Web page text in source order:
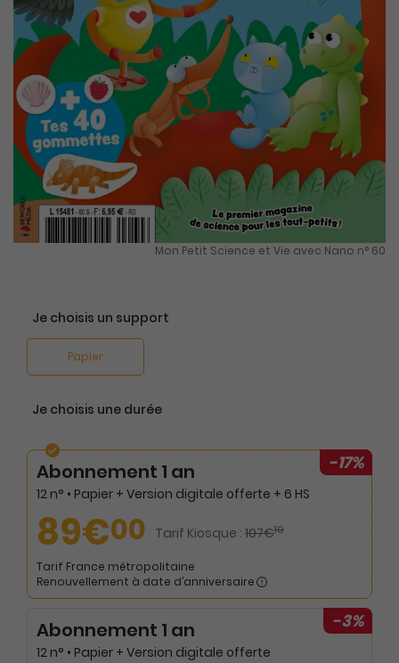
Mon Petit Science et Vie avec Nano n° 60
Je choisis un support
Papier
Je choisis une durée
-17%
Abonnement 1 an
12 n° • Papier + Version digitale offerte + 6 HS
89€00 Tarif Kiosque : 107€10
Tarif France métropolitaine
Renouvellement à date d’anniversaire
-3%
Abonnement 1 an
12 n° • Papier + Version digitale offerte